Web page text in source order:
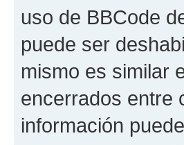
uso de BBCode
puede ser
mismo es similar
encerrados entre
información